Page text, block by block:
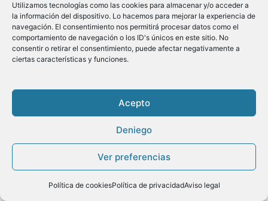
Utilizamos tecnologías como las cookies para almacenar y/o acceder a
la información del dispositivo. Lo hacemos para mejorar la experiencia de
navegación. El consentimiento nos permitirá procesar datos como el
comportamiento de navegación o los ID's únicos en este sitio. No
consentir o retirar el consentimiento, puede afectar negativamente a
ciertas características y funciones.
Acepto
Deniego
Ver preferencias
Política de cookiesPolítica de privacidadAviso legal